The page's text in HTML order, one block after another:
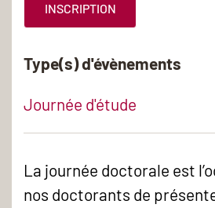
INSCRIPTION
Type(s) d'évènements
Journée d'étude
La journée doctorale est
nos doctorants de